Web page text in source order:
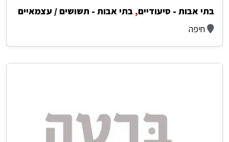
בתי אבות - סיעודיים, בתי אבות - תשושים / עצמאיים
חיפה